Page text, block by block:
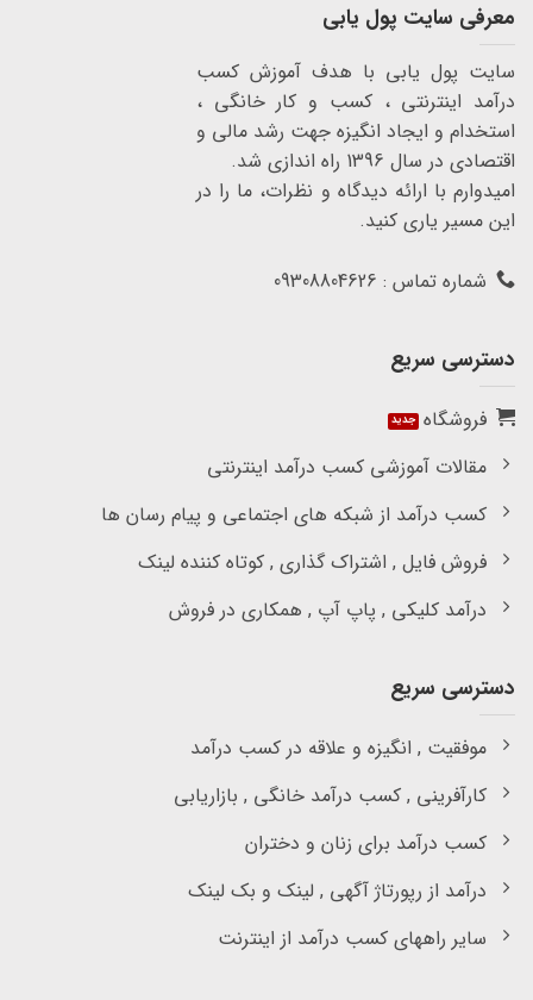
معرفی سایت پول یابی
سایت پول یابی با هدف آموزش کسب
درآمد اینترنتی ، کسب و کار خانگی ،
استخدام و ایجاد انگیزه جهت رشد مالی و
اقتصادی در سال 1396 راه اندازی شد.
امیدوارم با ارائه دیدگاه و نظرات، ما را در
این مسیر یاری کنید.
شماره تماس : 09308804626
دسترسی سریع
فروشگاه
مقالات آموزشی کسب درآمد اینترنتی
کسب درآمد از شبکه های اجتماعی و پیام رسان ها
فروش فایل , اشتراک گذاری , کوتاه کننده لینک
درآمد کلیکی , پاپ آپ , همکاری در فروش
دسترسی سریع
موفقیت , انگیزه و علاقه در کسب درآمد
کارآفرینی , کسب درآمد خانگی , بازاریابی
کسب درآمد برای زنان و دختران
درآمد از رپورتاژ آگهی , لینک و بک لینک
سایر راههای کسب درآمد از اینترنت